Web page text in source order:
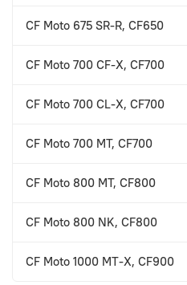
CF Moto 675 SR-R, CF650
CF Moto 700 CF-X, CF700
CF Moto 700 CL-X, CF700
CF Moto 700 MT, CF700
CF Moto 800 MT, CF800
CF Moto 800 NK, CF800
CF Moto 1000 MT-X, CF900